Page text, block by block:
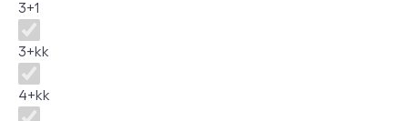
3+1
3+kk
4+kk